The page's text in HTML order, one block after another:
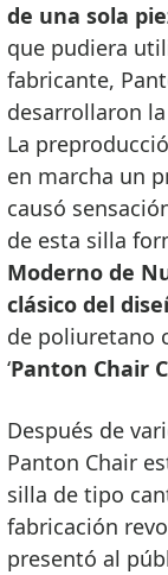
de una sola
que pudiera
fabricante,
desarrollaron la
La
en marcha un
causó
de esta silla
Moderno de
clásico del
de poliuretano
‘Panton Chair
Después de
Panton Chair
silla de tipo
fabricación
presentó al